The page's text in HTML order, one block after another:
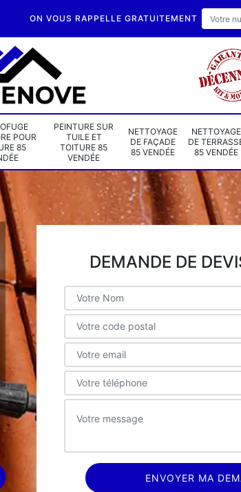
ON VOUS RAPPELLE GRATUITEMENT
POUR
85
PEINTURE SUR
TUILE ET
TOITURE 85
VENDÉE
NETTOYAGE
DE FAÇADE
85 VENDÉE
NETTOYAGE
DE
85 VENDÉE
DEMANDE DE